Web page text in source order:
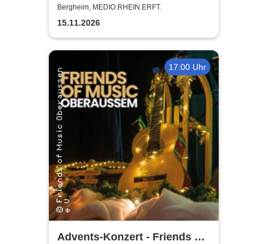
Forever - Das Leben ein
Konzert
Bergheim, MEDIO.RHEIN.ERFT.
15.11.2026
17:00 Uhr
Advents-Konzert - Friends of